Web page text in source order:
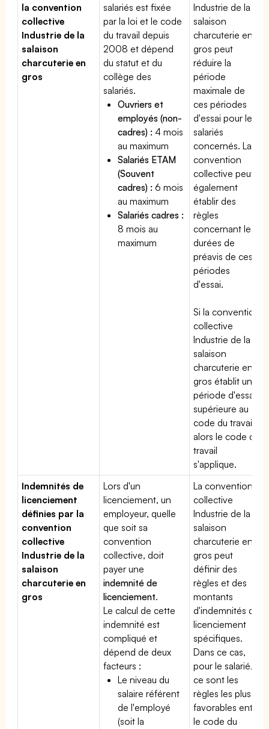
la convention
collective
Industrie de la
salaison
charcuterie en
gros
salariés est fixée
par la loi et le code
du travail depuis
2008 et dépend
du statut et du
collège des
salariés.
Ouvriers et
employés (non-
cadres) : 4 mois
au maximum
Salariés ETAM
(Souvent
cadres) : 6 mois
au maximum
Salariés cadres :
8 mois au
maximum
Industrie de la
salaison
charcuterie en
gros peut
réduire la
période
maximale de
ces périodes
d'essai pour les
salariés
concernés. La
convention
collective peut
également
établir des
règles
concernant les
durées de
préavis de ces
périodes
d'essai.
Si la convention
collective
Industrie de la
salaison
charcuterie en
gros établit une
période d'essai
supérieure au
code du travail,
alors le code du
travail
s'applique.
Indemnités de
licenciement
définies par la
convention
collective
Industrie de la
salaison
charcuterie en
gros
Lors d'un
licenciement, un
employeur, quelle
que soit sa
convention
collective, doit
payer une
indemnité de
licenciement.
Le calcul de cette
indemnité est
compliqué et
dépend de deux
facteurs :
Le niveau du
salaire référent
de l'employé
(soit la
La convention
collective
Industrie de la
salaison
charcuterie en
gros peut
définir des
règles et des
montants
d'indemnités de
licenciement
spécifiques.
Dans ce cas,
pour le salarié,
ce sont les
règles les plus
favorables entre
le code du